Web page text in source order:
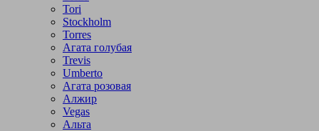
Tori
Stockholm
Torres
Агата голубая
Trevis
Umberto
Агата розовая
Алжир
Vegas
Альта